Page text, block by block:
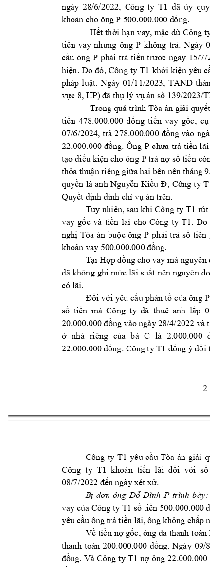
2
ngày 28/6/2022, Công ty T1 đã ủy
khoản cho ông P 500.000.000 đồng.
Hết thời hạn vay, mặc dù Công ty
tiền vay nhưng ông P không trả. Ngày
cầu ông P phải trả tiền trước ngày 15/7/
hiện. Do đó, Công ty T1 khởi kiện yêu cầu
pháp luật. Ngày 01/11/2023, TAND thành
vực 8, HP) đã thụ lý vụ án số 139/2023/
Trong quá trình Tòa án giải quyết v
tiền 478.000.000 đồng tiền vay gốc, cụ
07/6/2024, trả 278.000.000 đồng vào ngày
22.000.000 đồng. Ông P chưa trả tiền lãi
tạo điều kiện cho ông P trả nợ số tiền còn
thỏa thuận riêng giữa hai bên nên tháng 9/
quyền là anh Nguyễn Kiều Đ, Công ty T1
Quyết định đình chỉ vụ án trên.
Tuy nhiên, sau khi Công ty T1 rút
vay gốc và tiền lãi cho Công ty T1. Do
nghị Tòa án buộc ông P phải trả số tiền
khoản vay 500.000.000 đồng.
Tại Hợp đồng cho vay mà nguyên
đã không ghi mức lãi suất nên nguyên đơn
có lãi.
Đối với yêu cầu phản tố của ông P
số tiền mà Công ty đã thuê anh lắp 02
20.000.000 đồng vào ngày 28/4/2022 và
ở nhà riêng của bà C là 2.000.000
22.000.000 đồng. Công ty T1 đồng ý đối t
Công ty T1 yêu cầu Tòa án giải
Công  ty  T1 khoản  tiền  lãi  đối  với  số
08/7/2022 đến ngày xét xử.
Bị đơn ông Đỗ Đình P trình bày:
vay của Công ty T1 số tiền 500.000.000
yêu cầu ông trả tiền lãi, ông không chấp
Về tiền nợ gốc, ông đã thanh toán
thanh toán 200.000.000 đồng. Ngày 09/8/
đồng. Và Công ty T1 nợ ông 22.000.000